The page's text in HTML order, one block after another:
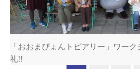
「おおまぴょんトピアリー」ワー
礼!!